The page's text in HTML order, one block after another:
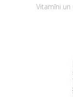
Vitamīni un